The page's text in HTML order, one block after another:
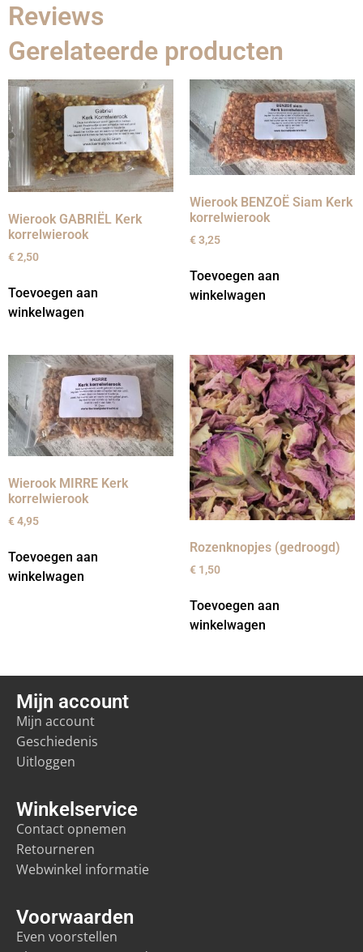
Reviews
Gerelateerde producten
Wierook GABRIËL Kerk
korrelwierook
€2,50
Toevoegen aan
winkelwagen
Wierook BENZOË Siam Kerk
korrelwierook
€3,25
Toevoegen aan
winkelwagen
Wierook MIRRE Kerk
korrelwierook
€4,95
Toevoegen aan
winkelwagen
Rozenknopjes (gedroogd)
€ 1,50
Toevoegen aan
winkelwagen
Voorwaarden
Even voorstellen
Winkelservice
Contact opnemen
Retourneren
Webwinkel informatie
Mijn account
Mijn account
Geschiedenis
Uitloggen